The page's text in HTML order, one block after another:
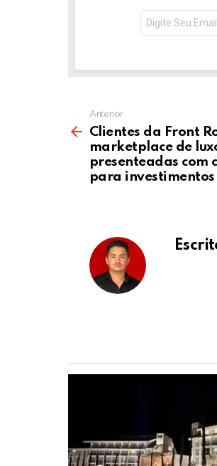
o
k
NEWSLETTER
e-
mail:
Anterior
Clientes da Front
marketplace de
presenteadas com
para investimentos